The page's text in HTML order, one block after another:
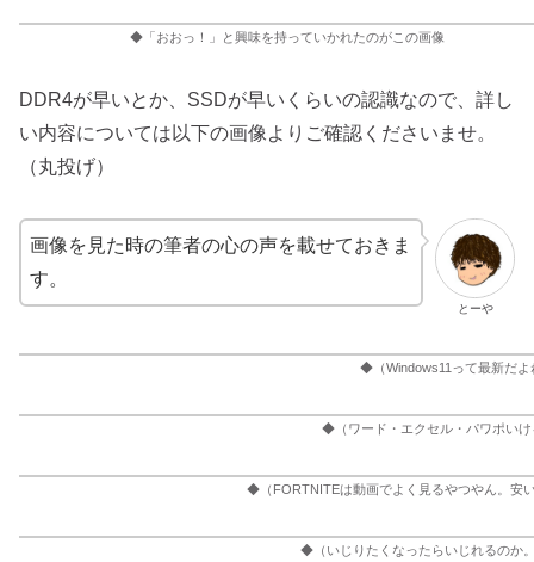
◆「おおっ！」と興味を持っていかれたのがこの画像
DDR4が早いとか、SSDが早いくらいの認識なので、詳し
い内容については以下の画像よりご確認くださいませ。
（丸投げ）
とーや
画像を見た時の筆者の心の声を載せておきま
す。
◆（Windows11って最新だよ
◆（ワード・エクセル・パワポい
◆（FORTNITEは動画でよく見るやつやん。安
◆（いじりたくなったらいじれるのか